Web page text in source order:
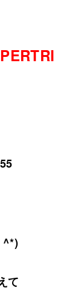
^*)
て